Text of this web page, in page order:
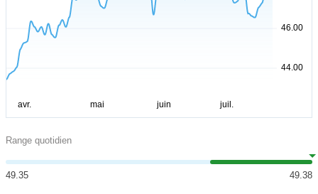
Range quotidien
49.35 49.38